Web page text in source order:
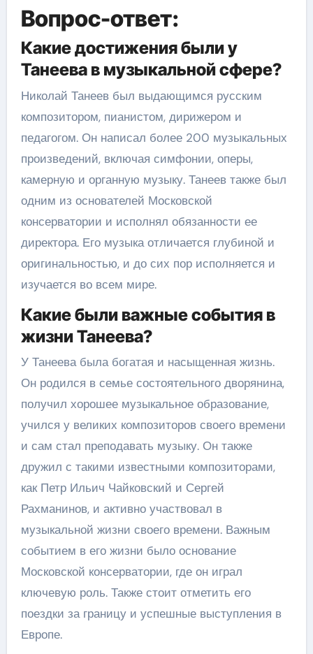
Вопрос-ответ:
Какие достижения были у
Танеева в музыкальной сфере?
Николай Танеев был выдающимся русским
композитором, пианистом, дирижером и
педагогом. Он написал более 200 музыкальных
произведений, включая симфонии, оперы,
камерную и органную музыку. Танеев также был
одним из основателей Московской
консерватории и исполнял обязанности ее
директора. Его музыка отличается глубиной и
оригинальностью, и до сих пор исполняется и
изучается во всем мире.
Какие были важные события в
жизни Танеева?
У Танеева была богатая и насыщенная жизнь.
Он родился в семье состоятельного дворянина,
получил хорошее музыкальное образование,
учился у великих композиторов своего времени
и сам стал преподавать музыку. Он также
дружил с такими известными композиторами,
как Петр Ильич Чайковский и Сергей
Рахманинов, и активно участвовал в
музыкальной жизни своего времени. Важным
событием в его жизни было основание
Московской консерватории, где он играл
ключевую роль. Также стоит отметить его
поездки за границу и успешные выступления в
Европе.